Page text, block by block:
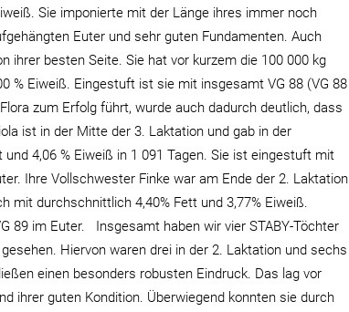
Sie imponierte mit der Länge ihres immer noch
Euter und sehr guten Fundamenten. Auch
ihrer besten Seite. Sie hat vor kurzem die 100 000 kg
% Eiweiß. Eingestuft ist sie mit insgesamt VG 88 (VG 88
zum Erfolg führt, wurde auch dadurch deutlich, dass
ist in der Mitte der 3. Laktation und gab in der
4,06 % Eiweiß in 1 091 Tagen. Sie ist eingestuft mit
Ihre Vollschwester Finke war am Ende der 2. Laktation
mit durchschnittlich 4,40% Fett und 3,77% Eiweiß.
89 im Euter. Insgesamt haben wir vier STABY-Töchter
Hiervon waren drei in der 2. Laktation und sechs
einen besonders robusten Eindruck. Das lag vor
ihrer guten Kondition. Überwiegend konnten sie durch